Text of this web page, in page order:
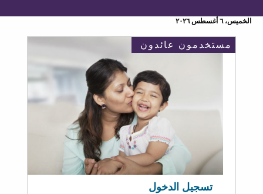
الخميس، ٦ أغسطس ٢٠٢٦
مستخدمون عائدون
تسجيل الدخول